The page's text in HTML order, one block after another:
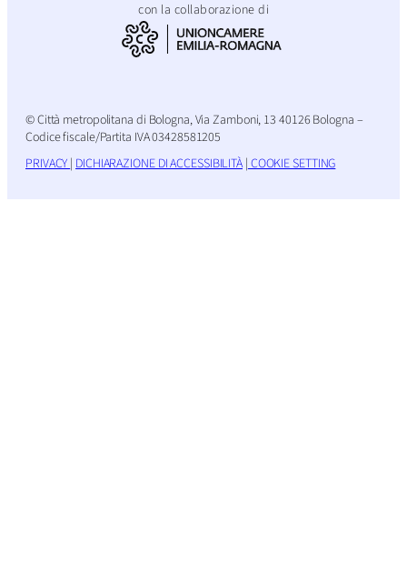
con la collaborazione di
© Città metropolitana di Bologna, Via Zamboni, 13 40126 Bologna –
Codice fiscale/Partita IVA 03428581205
PRIVACY | DICHIARAZIONE DI ACCESSIBILITÀ | COOKIE SETTING